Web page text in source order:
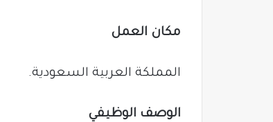
مكان العمل
المملكة العربية السعودية.
الوصف الوظيفي